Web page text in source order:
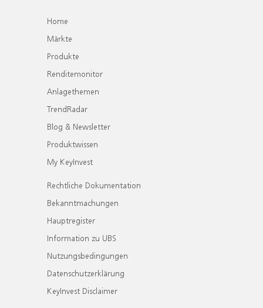
Home
Märkte
Produkte
Renditemonitor
Anlagethemen
TrendRadar
Blog & Newsletter
Produktwissen
My KeyInvest
Rechtliche Dokumentation
Bekanntmachungen
Hauptregister
Information zu UBS
Nutzungsbedingungen
Datenschutzerklärung
KeyInvest Disclaimer